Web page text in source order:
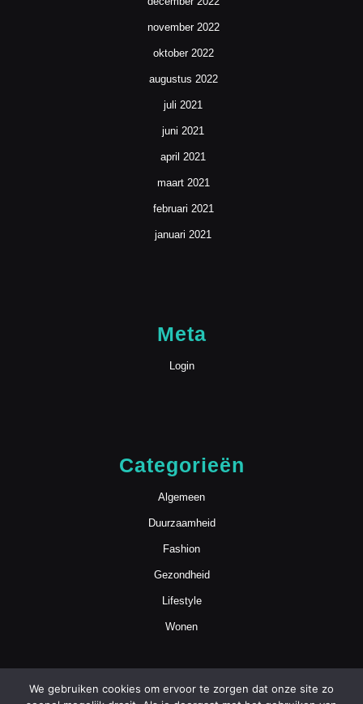
november 2022
oktober 2022
augustus 2022
juli 2021
juni 2021
april 2021
maart 2021
februari 2021
januari 2021
Meta
Login
Categorieën
Algemeen
Duurzaamheid
Fashion
Gezondheid
Lifestyle
Wonen
We gebruiken cookies om ervoor te zorgen dat onze site zo